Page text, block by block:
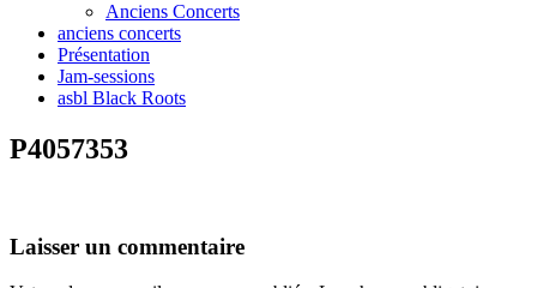
Anciens Concerts
anciens concerts
Présentation
Jam-sessions
asbl Black Roots
P4057353
Laisser un commentaire